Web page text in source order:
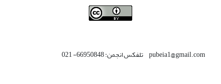
pubeia1@gmail.com تلفکس انجمن: 66950848- 021